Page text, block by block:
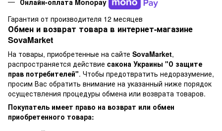
Гарантия от производителя 12 месяцев
Обмен и возврат товара в интернет-магазине
SovaMarket
На товары, приобретенные на сайте SovaMarket,
распространяется действие cакона Украины "О защите
прав потребителей". Чтобы предотвратить недоразумение,
просим Вас обратить внимание на указанный ниже порядок
осуществления процедуры обмена или возврата товаров.
Покупатель имеет право на возврат или обмен
приобретенного товара: